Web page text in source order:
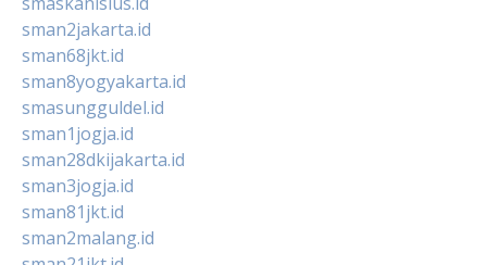
sman2jakarta.id
sman68jkt.id
sman8yogyakarta.id
smasungguldel.id
sman1jogja.id
sman28dkijakarta.id
sman3jogja.id
sman81jkt.id
sman2malang.id